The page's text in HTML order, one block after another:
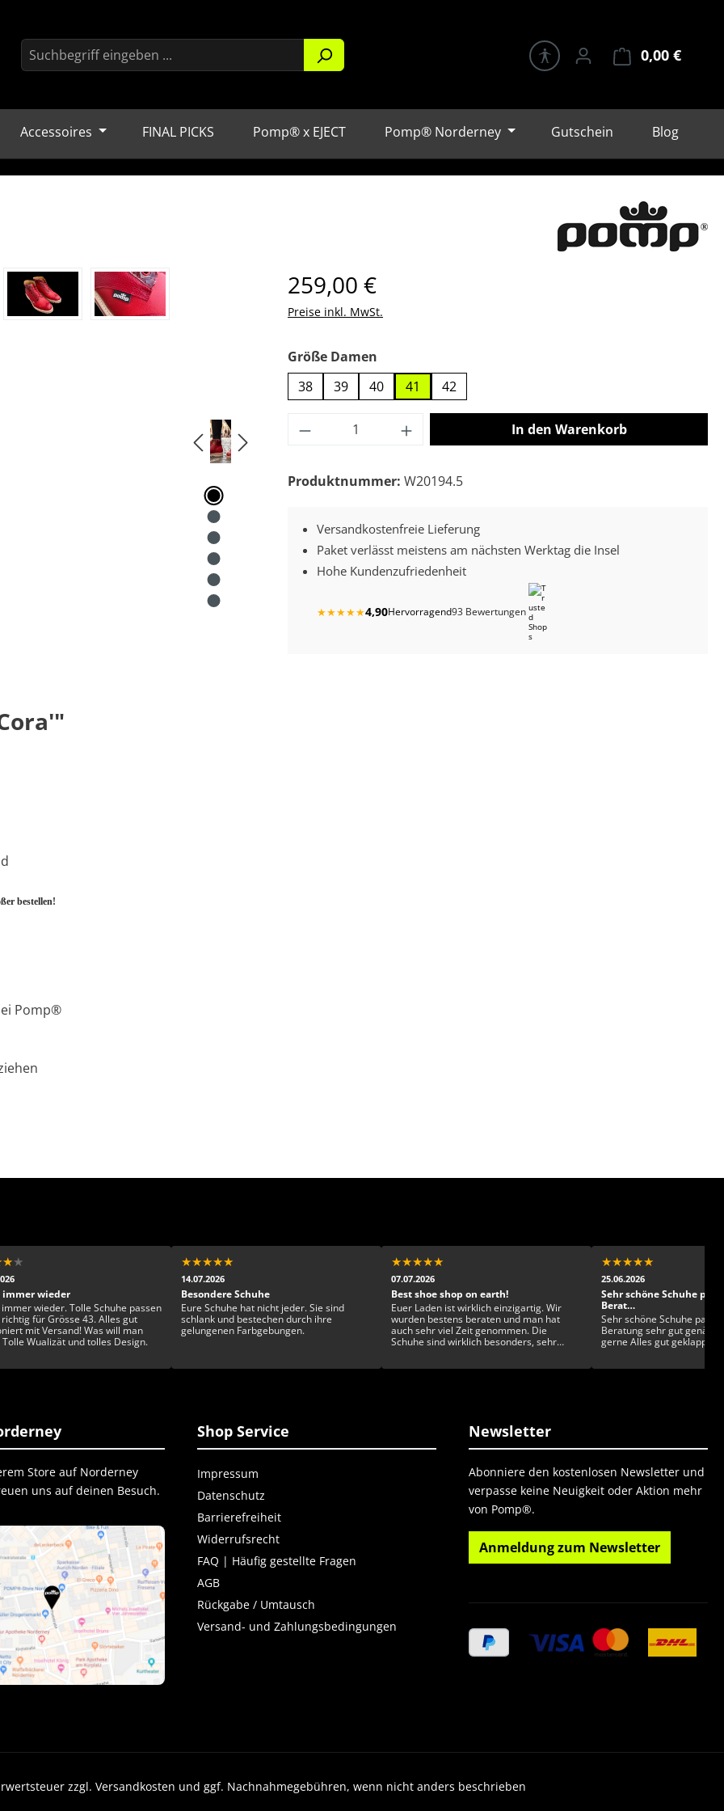
0,00 €
Accessoires FINAL PICKS Pomp® x EJECT Pomp® Norderney Gutschein Blog
Regulärer Preis:
259,00 €
Preise inkl. MwSt.
Größe Damen
38
39 40 41 42
Produkt Anzahl: Gib den gewünschten Wert
In den Warenkorb
Produktnummer: W20194.5
Versandkostenfreie Lieferung
Paket verlässt meistens am nächsten Werktag die Insel
Hohe Kundenzufriedenheit
★★★★★4,90Hervorragend93 Bewertungen
bestellen!
Pomp®
★★
immer wieder
wieder. Tolle Schuhe passen
für Grösse 43. Alles gut
mit Versand! Was will man
Tolle Wualizät und tolles Design.
★★★★★
14.07.2026
Besondere Schuhe
Eure Schuhe hat nicht jeder. Sie sind
schlank und bestechen durch ihre
gelungenen Farbgebungen.
★★★★★
07.07.2026
Best shoe shop on earth!
Euer Laden ist wirklich einzigartig. Wir
wurden bestens beraten und man hat
auch sehr viel Zeit genommen. Die
Schuhe sind wirklich besonders, sehr
★★★★★
25.06.2026
Sehr schöne Schuhe
Berat…
Sehr schöne Schuhe
Beratung sehr gut genäht
gerne Alles gut geklappt
Store auf Norderney
uns auf deinen Besuch.
Shop Service
Impressum
Datenschutz
Barrierefreiheit
Widerrufsrecht
FAQ | Häufig gestellte Fragen
AGB
Rückgabe / Umtausch
Versand- und Zahlungsbedingungen
Newsletter
Abonniere den kostenlosen Newsletter und
verpasse keine Neuigkeit oder Aktion mehr
von Pomp®.
Anmeldung zum Newsletter
zzgl. Versandkosten und ggf. Nachnahmegebühren, wenn nicht anders beschrieben